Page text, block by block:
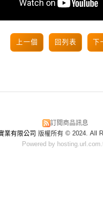
上一個 回列表 下
訂閱商品訊息
業有限公司 版權所有 © 2024. All
Powered by